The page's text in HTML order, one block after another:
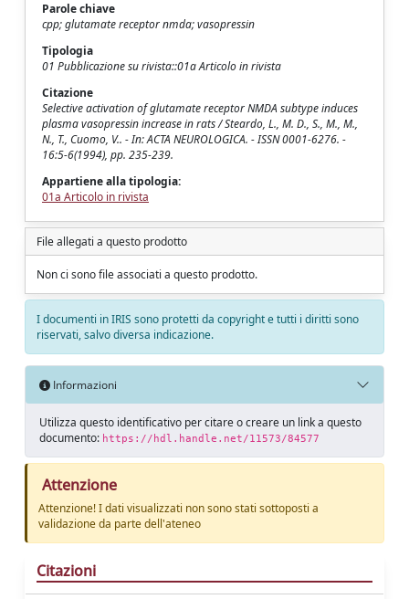
Parole chiave
cpp; glutamate receptor nmda; vasopressin
Tipologia
01 Pubblicazione su rivista::01a Articolo in rivista
Citazione
Selective activation of glutamate receptor NMDA subtype induces
plasma vasopressin increase in rats / Steardo, L., M. D., S., M., M.,
N., T., Cuomo, V.. - In: ACTA NEUROLOGICA. - ISSN 0001-6276. -
16:5-6(1994), pp. 235-239.
Appartiene alla tipologia:
01a Articolo in rivista
File allegati a questo prodotto
Non ci sono file associati a questo prodotto.
I documenti in IRIS sono protetti da copyright e tutti i diritti sono
riservati, salvo diversa indicazione.
Informazioni
Utilizza questo identificativo per citare o creare un link a questo
documento: https://hdl.handle.net/11573/84577
Attenzione
Attenzione! I dati visualizzati non sono stati sottoposti a
validazione da parte dell'ateneo
Citazioni